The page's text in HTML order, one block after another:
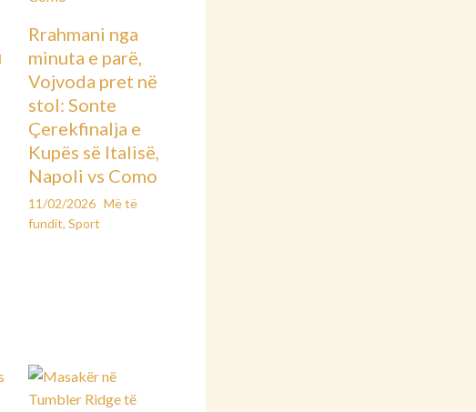
Rrahmani nga
minuta e parë,
Vojvoda pret në
stol: Sonte
Çerekfinalja e
Kupës së Italisë,
Napoli vs Como
11/02/2026 Më të
fundit, Sport